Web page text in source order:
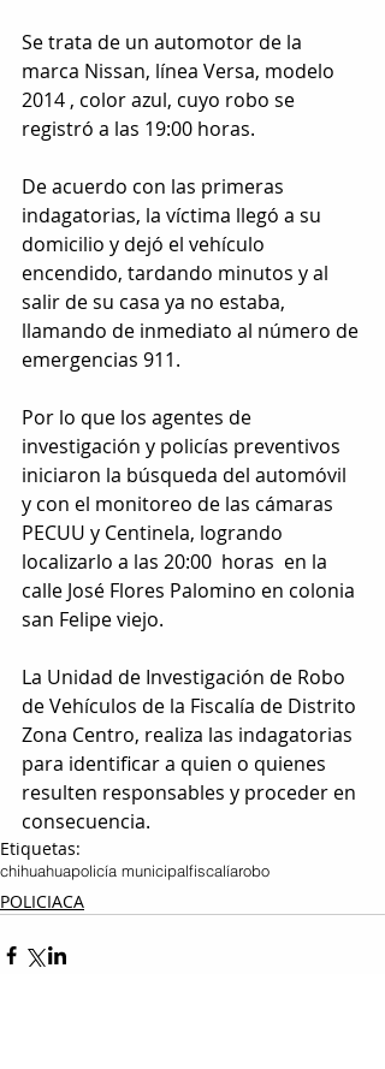
Se trata de un automotor de la
marca Nissan, línea Versa, modelo
2014 , color azul, cuyo robo se
registró a las 19:00 horas.
De acuerdo con las primeras
indagatorias, la víctima llegó a su
domicilio y dejó el vehículo
encendido, tardando minutos y al
salir de su casa ya no estaba,
llamando de inmediato al número de
emergencias 911.
Por lo que los agentes de
investigación y policías preventivos
iniciaron la búsqueda del automóvil
y con el monitoreo de las cámaras
PECUU y Centinela, logrando
localizarlo a las 20:00  horas  en la
calle José Flores Palomino en colonia
san Felipe viejo.
La Unidad de Investigación de Robo
de Vehículos de la Fiscalía de Distrito
Zona Centro, realiza las indagatorias
para identificar a quien o quienes
resulten responsables y proceder en
consecuencia.
Etiquetas:
chihuahuapolicía municipalfiscalíarobo
POLICIACA